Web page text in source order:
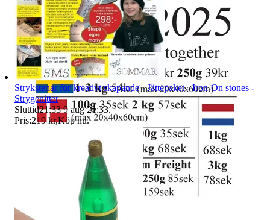
Strykstenar för kreativt skapande - Jättepaket - Iron-On stones -
Strygenitter
Sluttid21:33 9 aug 21:33.
Pris:219 kr,Köp nu.